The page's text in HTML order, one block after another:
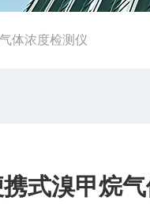
体浓度检测仪
式溴甲烷